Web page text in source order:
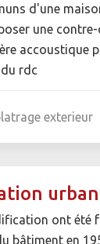
d'une
une
accoustique
rdc
exterieur
ont été
bâtiment en